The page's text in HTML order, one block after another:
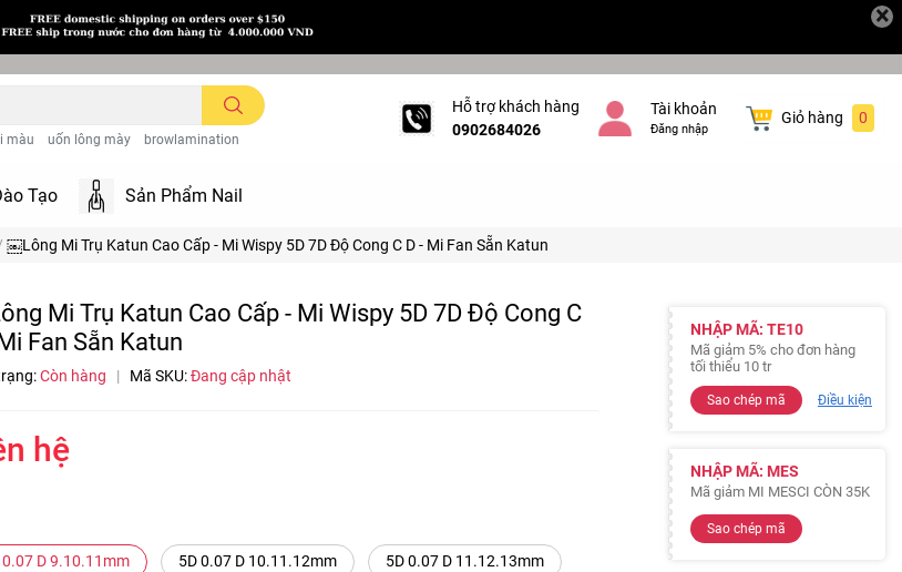
×
màu uốn lông mày browlamination
Hỗ trợ khách hàng
0902684026
Tài khoản
Đăng nhập
Giỏ hàng 0
Tạo Sản Phẩm Nail
￼Lông Mi Trụ Katun Cao Cấp - Mi Wispy 5D 7D Độ Cong C D - Mi Fan Sẵn Katun
Mi Trụ Katun Cao Cấp - Mi Wispy 5D 7D Độ Cong C
Fan Sẵn Katun
Còn hàng | Mã SKU:Đang cập nhật
hệ
0.07 D 9.10.11mm 5D 0.07 D 10.11.12mm 5D 0.07 D 11.12.13mm
NHẬP MÃ: TE10
Mã giảm 5% cho đơn hàng
tối thiểu 10 tr
Sao chép mã Điều kiện
NHẬP MÃ: MES
Mã giảm MI MESCI CÒN 35K
Sao chép mã